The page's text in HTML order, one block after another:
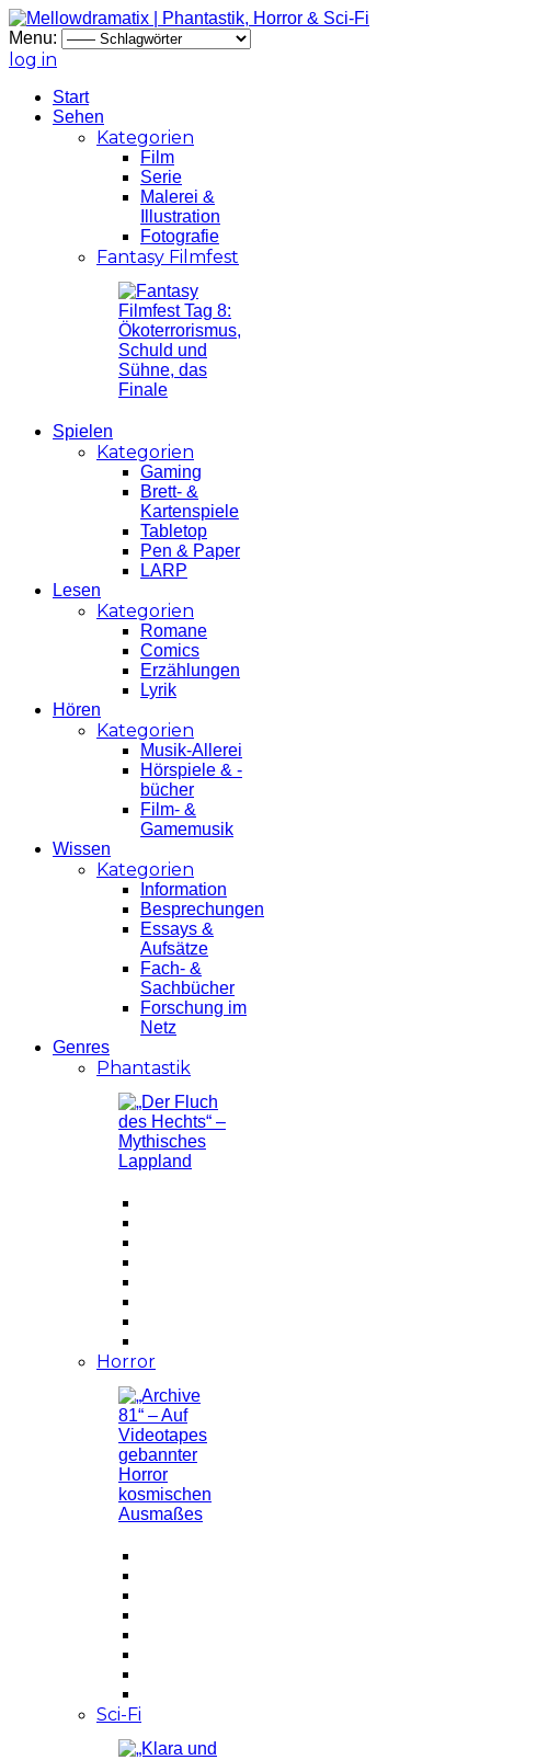
Menu:
log in
Start
Sehen
Kategorien
Film
Serie
Malerei &
Illustration
Fotografie
Fantasy Filmfest
Spielen
Kategorien
Gaming
Brett- &
Kartenspiele
Tabletop
Pen & Paper
LARP
Lesen
Kategorien
Romane
Comics
Erzählungen
Lyrik
Hören
Kategorien
Musik-Allerei
Hörspiele & -
bücher
Film- &
Gamemusik
Wissen
Kategorien
Information
Besprechungen
Essays &
Aufsätze
Fach- &
Sachbücher
Forschung im
Netz
Genres
Phantastik
Horror
Sci-Fi